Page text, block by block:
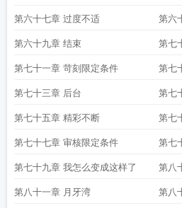
第六十七章 过度不适 第六
第六十九章 结束 第七
第七十一章 苛刻限定条件 第七
第七十三章 后台 第七
第七十五章 精彩不断 第七
第七十七章 审核限定条件 第七
第七十九章 我怎么变成这样了 第八
第八十一章 月牙湾 第八